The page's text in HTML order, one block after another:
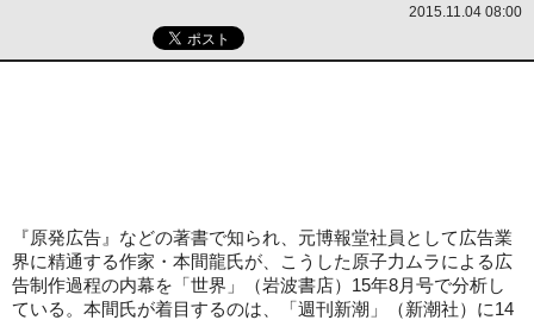
2015.11.04 08:00
『原発広告』などの著書で知られ、元博報堂社員として広告業
界に精通する作家・本間龍氏が、こうした原子力ムラによる広
告制作過程の内幕を「世界」（岩波書店）15年8月号で分析し
ている。本間氏が着目するのは、「週刊新潮」（新潮社）に14